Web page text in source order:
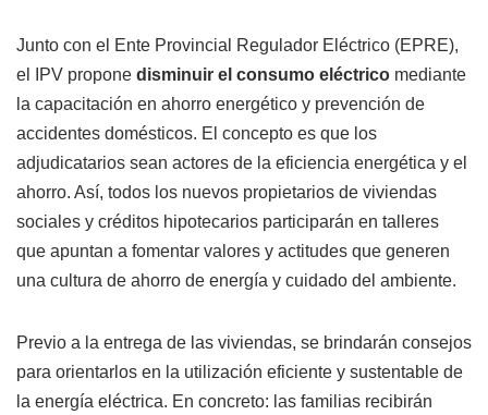
Junto con el Ente Provincial Regulador Eléctrico (EPRE),
el IPV propone disminuir el consumo eléctrico mediante
la capacitación en ahorro energético y prevención de
accidentes domésticos. El concepto es que los
adjudicatarios sean actores de la eficiencia energética y el
ahorro. Así, todos los nuevos propietarios de viviendas
sociales y créditos hipotecarios participarán en talleres
que apuntan a fomentar valores y actitudes que generen
una cultura de ahorro de energía y cuidado del ambiente.
Previo a la entrega de las viviendas, se brindarán consejos
para orientarlos en la utilización eficiente y sustentable de
la energía eléctrica. En concreto: las familias recibirán